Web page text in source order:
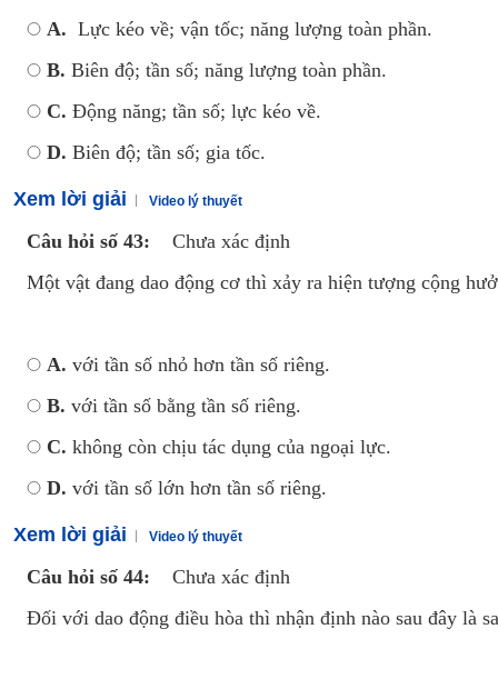
A. Lực kéo về; vận tốc; năng lượng toàn phần.
B. Biên độ; tần số; năng lượng toàn phần.
C. Động năng; tần số; lực kéo về.
D. Biên độ; tần số; gia tốc.
Xem lời giải Video lý thuyết
Câu hỏi số 43:
Chưa xác định
Một vật đang dao động cơ thì xảy ra hiện tượng cộng
A. với tần số nhỏ hơn tần số riêng.
B. với tần số bằng tần số riêng.
C. không còn chịu tác dụng của ngoại lực.
D. với tần số lớn hơn tần số riêng.
Xem lời giải Video lý thuyết
Câu hỏi số 44:
Chưa xác định
Đối với dao động điều hòa thì nhận định nào sau đây là